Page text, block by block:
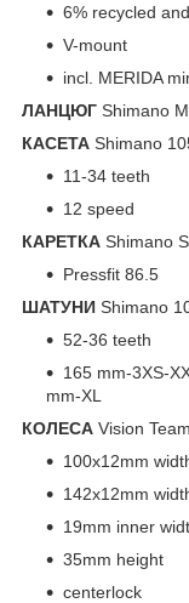
6% recycled
V-mount
incl. MERIDA
ЛАНЦЮГ Shimano
КАСЕТА Shimano
11-34 teeth
12 speed
КАРЕТКА Shimano
Pressfit 86.5
ШАТУНИ Shimano
52-36 teeth
165 mm-3XS-
mm-XL
КОЛЕСА Vision
100x12mm
142x12mm
19mm inner
35mm height
centerlock